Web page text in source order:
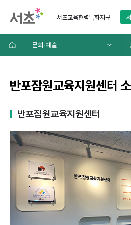
서초교육협력특화지구
문화∙예술
반포잠원교육지원센터
반포잠원교육지원센터